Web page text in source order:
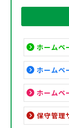
ホームペ
ホームペ
ホームペ
保守管理